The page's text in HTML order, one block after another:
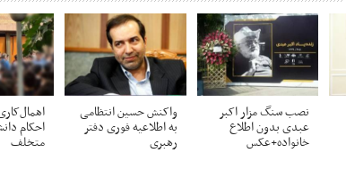
نصب سنگ مزار اکبر
عبدی بدون اطلاع
خانواده+عکس
واکنش حسین انتظامی
به اطلاعیه فوری دفتر
رهبری
احکام‌
متخلف